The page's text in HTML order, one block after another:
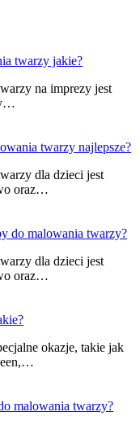
twarzy jakie?
na imprezy jest
twarzy najlepsze?
dla dzieci jest
oraz…
do malowania twarzy?
dla dzieci jest
oraz…
okazje, takie jak
malowania twarzy?